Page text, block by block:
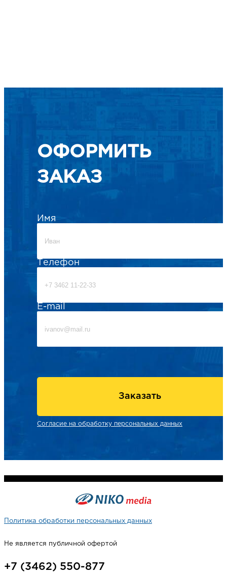
ОФОРМИТЬ
ЗАКАЗ
Имя
Телефон
E-mail
Заказать
Согласие на обработку персональных данных
Политика обработки персональных данных
Не является публичной офертой
+7 (3462) 550-877